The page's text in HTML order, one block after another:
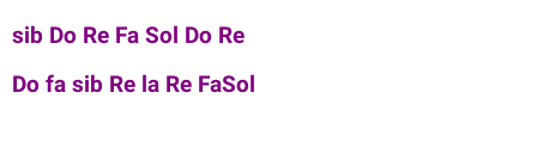
sib Do Re Fa Sol Do Re
Do fa sib Re la Re FaSol